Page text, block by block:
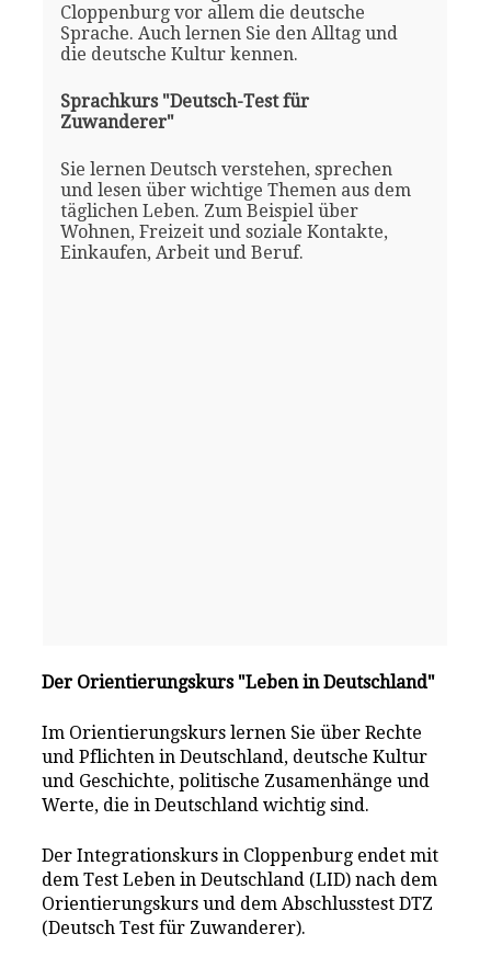
Cloppenburg vor allem die deutsche
Sprache. Auch lernen Sie den Alltag und
die deutsche Kultur kennen.
Sprachkurs "Deutsch-Test für
Zuwanderer"
Sie lernen Deutsch verstehen, sprechen
und lesen über wichtige Themen aus dem
täglichen Leben. Zum Beispiel über
Wohnen, Freizeit und soziale Kontakte,
Einkaufen, Arbeit und Beruf.
Der Orientierungskurs "Leben in Deutschland"
Im Orientierungskurs lernen Sie über Rechte
und Pflichten in Deutschland, deutsche Kultur
und Geschichte, politische Zusamenhänge und
Werte, die in Deutschland wichtig sind.
Der Integrationskurs in Cloppenburg endet mit
dem Test Leben in Deutschland (LID) nach dem
Orientierungskurs und dem Abschlusstest DTZ
(Deutsch Test für Zuwanderer).